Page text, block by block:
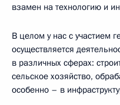
взамен на технологию и
В целом у нас с участием
осуществляется
в различных сферах:
сельское хозяйство,
особенно – в